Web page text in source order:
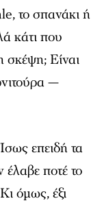
το σπανάκι ή
κάτι που
σκέψη; Είναι
—
επειδή τα
έλαβε ποτέ το
όμως, έξι